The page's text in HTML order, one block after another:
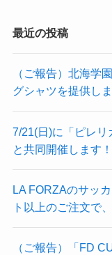
最近の投稿
（ご報告）北海学
グシャツを提供しま
7/21(日)に「ピレリ
と共同開催します
LA FORZAのサッ
ト以上のご注文で
（ご報告）「FD